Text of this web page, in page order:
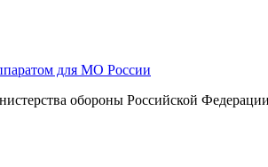
для МО России
обороны Российской